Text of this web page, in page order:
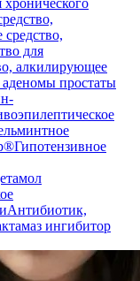
для
алкилирующее
простаты
Гипотензивное
Антибиотик,
ингибитор